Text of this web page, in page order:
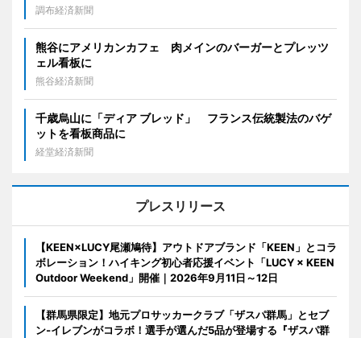
調布経済新聞
熊谷にアメリカンカフェ 肉メインのバーガーとプレッツ
ェル看板に
熊谷経済新聞
千歳烏山に「ディア ブレッド」 フランス伝統製法のバゲ
ットを看板商品に
経堂経済新聞
プレスリリース
【KEEN×LUCY尾瀬鳩待】アウトドアブランド「KEEN」とコラ
ボレーション！ハイキング初心者応援イベント「LUCY × KEEN
Outdoor Weekend」開催｜2026年9月11日～12日
【群馬県限定】地元プロサッカークラブ「ザスパ群馬」とセブ
ン‐イレブンがコラボ！選手が選んだ5品が登場する『ザスパ群